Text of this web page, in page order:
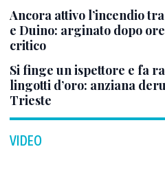
Ancora attivo l’incendio
e Duino: arginato dopo
critico
Si finge un ispettore e fa
lingotti d’oro: anziana
Trieste
VIDEO